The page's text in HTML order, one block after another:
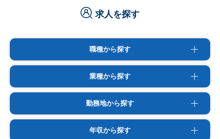
求人を探す
職種から探す
業種から探す
勤務地から探す
年収から探す